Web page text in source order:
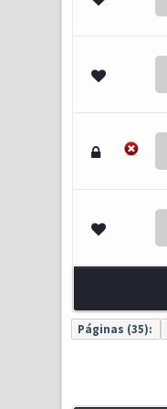
Páginas (35):